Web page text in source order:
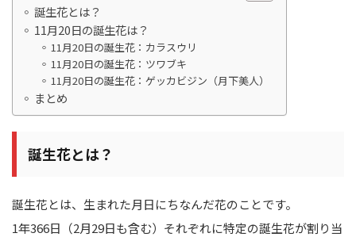
誕生花とは？
11月20日の誕生花は？
11月20日の誕生花：カラスウリ
11月20日の誕生花：ツワブキ
11月20日の誕生花：ゲッカビジン（月下美人）
まとめ
誕生花とは？
誕生花とは、生まれた月日にちなんだ花のことです。
1年366日（2月29日も含む）それぞれに特定の誕生花が割り当